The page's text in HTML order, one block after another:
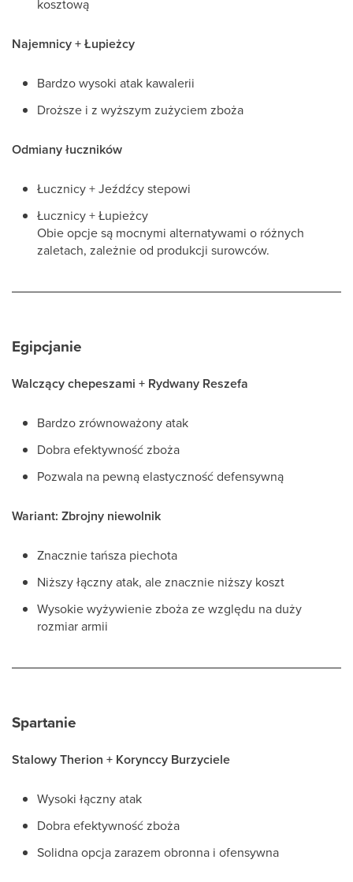
kosztową
Najemnicy + Łupieżcy
Bardzo wysoki atak kawalerii
Droższe i z wyższym zużyciem zboża
Odmiany łuczników
Łucznicy + Jeźdźcy stepowi
Łucznicy + Łupieżcy
Obie opcje są mocnymi alternatywami o różnych
zaletach, zależnie od produkcji surowców.
Egipcjanie
Walczący chepeszami + Rydwany Reszefa
Bardzo zrównoważony atak
Dobra efektywność zboża
Pozwala na pewną elastyczność defensywną
Wariant: Zbrojny niewolnik
Znacznie tańsza piechota
Niższy łączny atak, ale znacznie niższy koszt
Wysokie wyżywienie zboża ze względu na duży
rozmiar armii
Spartanie
Stalowy Therion + Korynccy Burzyciele
Wysoki łączny atak
Dobra efektywność zboża
Solidna opcja zarazem obronna i ofensywna